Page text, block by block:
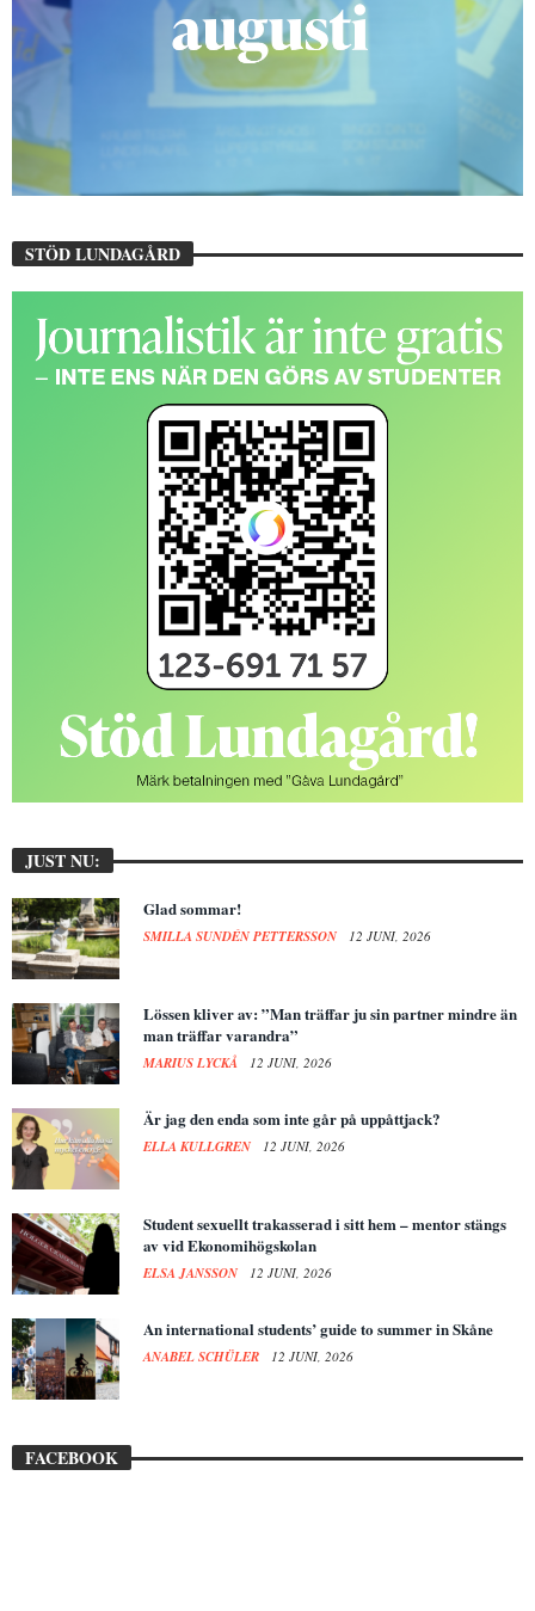
STÖD LUNDAGÅRD
JUST NU:
Glad sommar!
SMILLA SUNDÉN PETTERSSON 12 JUNI, 2026
Lössen kliver av: ”Man träffar ju sin partner mindre än
man träffar varandra”
MARIUS LYCKÅ 12 JUNI, 2026
Är jag den enda som inte går på uppåttjack?
ELLA KULLGREN 12 JUNI, 2026
Student sexuellt trakasserad i sitt hem – mentor stängs
av vid Ekonomihögskolan
ELSA JANSSON 12 JUNI, 2026
An international students’ guide to summer in Skåne
ANABEL SCHÜLER 12 JUNI, 2026
FACEBOOK